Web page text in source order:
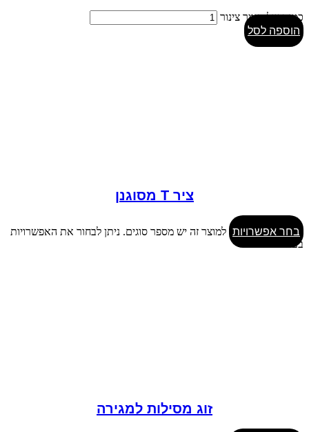
כמות של תומך צינור
הוספה לסל
ציר T מסוגנן
בחר אפשרויות למוצר זה יש מספר סוגים. ניתן לבחור את האפשרויות
בעמוד המוצר
זוג מסילות למגירה